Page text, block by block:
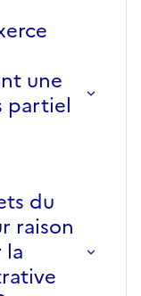
une
partiel
du
raison
la